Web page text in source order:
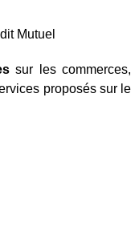
sur les commerces,
proposés sur le